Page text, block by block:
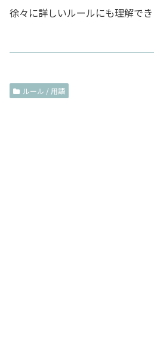
徐々に詳しいルールにも理解でき
ルール / 用語